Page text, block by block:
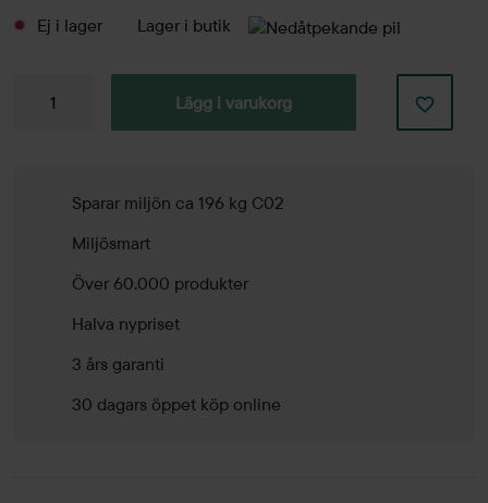
Ej i lager Lager i butik
Konferensbord
Lägg i varukorg
Sparar miljön ca 196 kg C02
Miljösmart
Över 60.000 produkter
Halva nypriset
3 års garanti
30 dagars öppet köp online